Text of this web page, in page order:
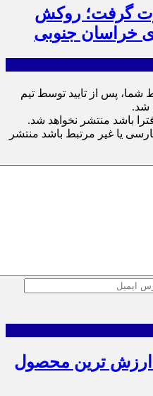
گرفت؛ روکش
پس از تایید توسط تیم
شد.
باشد منتشر نخواهد شد.
یا غیر مرتبط باشد منتشر
ارزش ترین محصول